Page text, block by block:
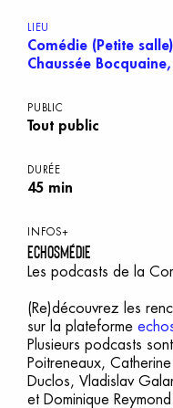
LIEU
Comédie (Petite salle)
Chaussée
PUBLIC
Tout public
DURÉE
45 min
INFOS+
ECHOSMÉDIE
Les podcasts de la
(Re)découvrez les
sur la plateforme
Plusieurs podcasts
Poitreneaux,
Duclos, Vladislav
et Dominique Reymond.